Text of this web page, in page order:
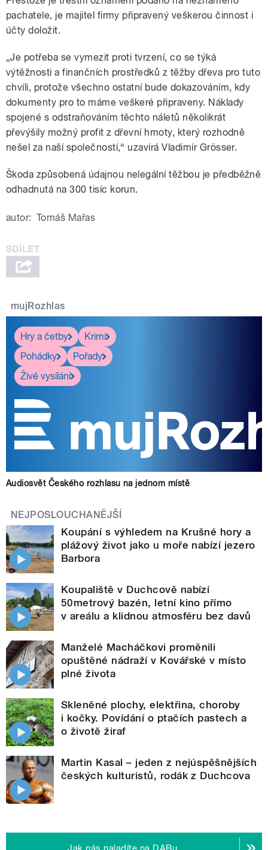
pachatele, je majitel firmy připravený veškerou činnost i
účty doložit.
„Je potřeba se vymezit proti tvrzení, co se týká
výtěžnosti a finančních prostředků z těžby dřeva pro tuto
chvíli, protože všechno ostatní bude dokazováním, kdy
dokumenty pro to máme veškeré připraveny. Náklady
spojené s odstraňováním těchto náletů několikrát
převýšily možný profit z dřevní hmoty, který rozhodně
nešel za naší společností,“ uzavírá Vladimír Grösser.
Škoda způsobená údajnou nelegální těžbou je předběžně
odhadnutá na 300 tisíc korun.
autor: Tomáš Mařas
mujRozhlas
Hry a četby
Krimi
Pohádky
Pořady
Živé vysílání
Audiosvět Českého rozhlasu na jednom místě
NEJPOSLOUCHANĚJŠÍ
Koupání s výhledem na Krušné hory a
plážový život jako u moře nabízí jezero
Barbora
Koupaliště v Duchcově nabízí
50metrový bazén, letní kino přímo
v areálu a klidnou atmosféru bez davů
Manželé Macháčkovi proměnili
opuštěné nádraží v Kovářské v místo
plné života
Skleněné plochy, elektřina, choroby
i kočky. Povídání o ptačích pastech a
o životě žiraf
Martin Kasal – jeden z nejúspěšnějších
českých kulturistů, rodák z Duchcova